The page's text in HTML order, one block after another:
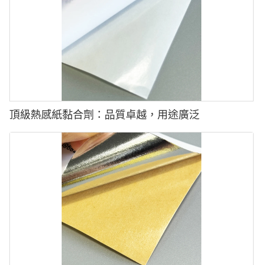
頂級熱感紙黏合劑：品質卓越，用途廣泛